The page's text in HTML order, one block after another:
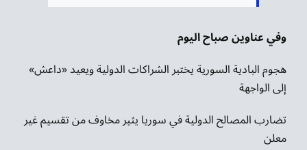
وفي عناوين صباح اليوم
هجوم البادية السورية يختبر الشراكات الدولية ويعيد «داعش»
إلى الواجهة
تضارب المصالح الدولية في سوريا يثير مخاوف من تقسيم غير
معلن